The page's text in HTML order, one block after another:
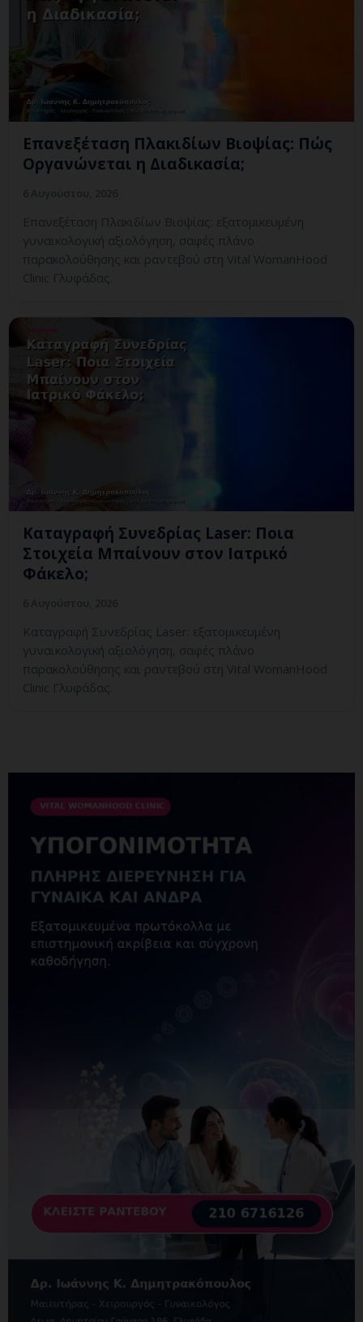
Επανεξέταση Πλακιδίων Βιοψίας: Πώς
Οργανώνεται η Διαδικασία;
Επανεξέταση Πλακιδίων Βιοψίας: εξατομικευμένη
γυναικολογική αξιολόγηση, σαφές πλάνο
παρακολούθησης και ραντεβού στη Vital WomanHood
Clinic Γλυφάδας.
Καταγραφή Συνεδρίας Laser: Ποια
Στοιχεία Μπαίνουν στον Ιατρικό
Φάκελο;
Καταγραφή Συνεδρίας Laser: εξατομικευμένη
γυναικολογική αξιολόγηση, σαφές πλάνο
παρακολούθησης και ραντεβού στη Vital WomanHood
Clinic Γλυφάδας.